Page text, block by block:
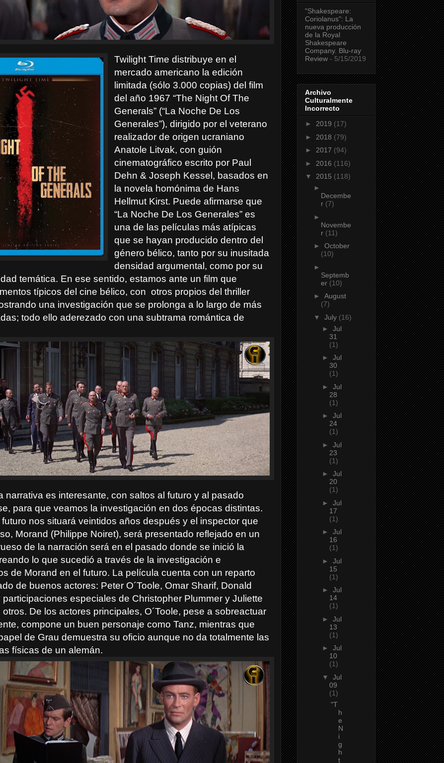
Twilight Time distribuye en el
mercado americano la edición
limitada (sólo 3.000 copias) del film
del año 1967 “The Night Of The
Generals” (“La Noche De Los
Generales”), dirigido por el veterano
realizador de origen ucraniano
Anatole Litvak, con guión
cinematográfico escrito por Paul
Dehn & Joseph Kessel, basados en
la novela homónima de Hans
Hellmut Kirst. Puede afirmarse que
“La Noche De Los Generales” es
una de las películas más atípicas
que se hayan producido dentro del
género bélico, tanto por su inusitada
densidad argumental, como por su
temática. En ese sentido, estamos ante un film que
típicos del cine bélico, con otros propios del thriller
una investigación que se prolonga a lo largo de más
todo ello aderezado con una subtrama romántica de
narrativa es interesante, con saltos al futuro y al pasado
para que veamos la investigación en dos épocas distintas.
nos situará veintidos años después y el inspector que
Morand (Philippe Noiret), será presentado reflejado en un
de la narración será en el pasado donde se inició la
lo que sucedió a través de la investigación e
de Morand en el futuro. La película cuenta con un reparto
de buenos actores: Peter O´Toole, Omar Sharif, Donald
especiales de Christopher Plummer y Juliette
otros. De los actores principales, O´Toole, pese a sobreactuar
compone un buen personaje como Tanz, mientras que
de Grau demuestra su oficio aunque no da totalmente las
físicas de un alemán.
"Shakespeare:
Coriolanus": La
nueva producción
de la Royal
Shakespeare
Company. Blu-ray
Review - 5/15/2019
Archivo
Culturalmente
Incorrecto
► 2019 (17)
► 2018 (79)
► 2017 (94)
► 2016 (116)
▼ 2015 (118)
►
Decembe
r (7)
►
Novembe
r (11)
► October
(10)
►
Septemb
er (10)
► August
(7)
▼ July (16)
► Jul
31
(1)
► Jul
30
(1)
► Jul
28
(1)
► Jul
24
(1)
► Jul
23
(1)
► Jul
20
(1)
► Jul
17
(1)
► Jul
16
(1)
► Jul
15
(1)
► Jul
14
(1)
► Jul
13
(1)
► Jul
10
(1)
▼ Jul
09
(1)
"T
h
e
N
i
g
h
t